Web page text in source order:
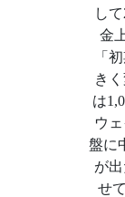
し
金
「
き
は
ウ
盤に
が
せ